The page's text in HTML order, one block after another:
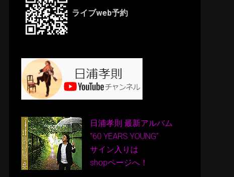
ライブweb予約
日浦孝則 最新アルバム
"60 YEARS YOUNG"
サイン入りは
shopページへ！